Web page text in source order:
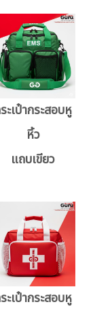
ะเป๋ากระสอบหู
หิ้ว
แถบเขียว
ะเป๋ากระสอบหู